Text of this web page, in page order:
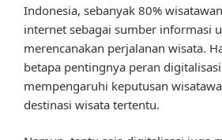
Indonesia, sebanyak 80%
internet sebagai sumber informasi
merencanakan perjalanan wisata.
betapa pentingnya peran
mempengaruhi keputusan
destinasi wisata tertentu.